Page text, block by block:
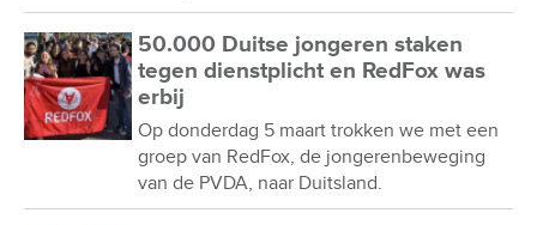
50.000 Duitse jongeren staken
tegen dienstplicht en RedFox was
erbij
Op donderdag 5 maart trokken we met een
groep van RedFox, de jongerenbeweging
van de PVDA, naar Duitsland.